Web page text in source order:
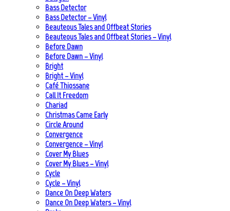
Bass Detector
Bass Detector – Vinyl
Beauteous Tales and Offbeat Stories
Beauteous Tales and Offbeat Stories – Vinyl
Before Dawn
Before Dawn – Vinyl
Bright
Bright – Vinyl
Café Thiossane
Call It Freedom
Chariad
Christmas Came Early
Circle Around
Convergence
Convergence – Vinyl
Cover My Blues
Cover My Blues – Vinyl
Cycle
Cycle – Vinyl
Dance On Deep Waters
Dance On Deep Waters – Vinyl